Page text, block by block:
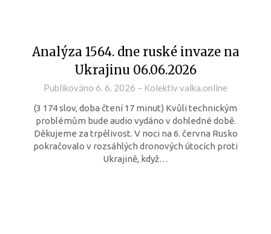
Analýza 1564. dne ruské invaze na
Ukrajinu 06.06.2026
Publikováno 6. 6. 2026 – Kolektiv valka.online
(3 174 slov, doba čtení 17 minut) Kvůli technickým
problémům bude audio vydáno v dohledné době.
Děkujeme za trpělivost. V noci na 6. června Rusko
pokračovalo v rozsáhlých dronových útocích proti
Ukrajině, když…